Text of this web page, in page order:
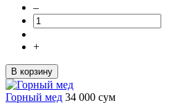
–
+
В корзину
Горный мед 34 000 сум